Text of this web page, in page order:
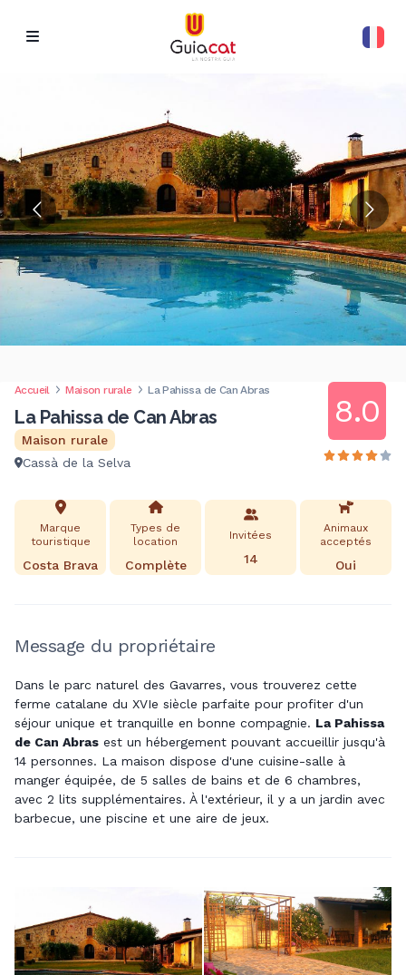
Accueil Maison rurale La Pahissa de Can Abras
La Pahissa de Can Abras
Maison rurale
Cassà de la Selva
8.0
Marque
touristique
Costa Brava
Types de
location
Complète
Invitées
14
Animaux
acceptés
Oui
Message du propriétaire
Dans le parc naturel des Gavarres, vous trouverez cette
ferme catalane du XVIe siècle parfaite pour profiter d'un
séjour unique et tranquille en bonne compagnie. La Pahissa
de Can Abras est un hébergement pouvant accueillir jusqu'à
14 personnes. La maison dispose d'une cuisine-salle à
manger équipée, de 5 salles de bains et de 6 chambres,
avec 2 lits supplémentaires. À l'extérieur, il y a un jardin avec
barbecue, une piscine et une aire de jeux.